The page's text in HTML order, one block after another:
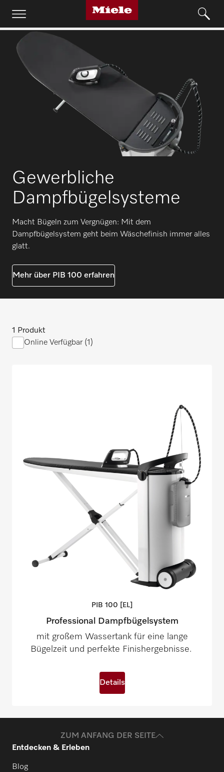
Gewerbliche
Dampfbügelsysteme
Macht Bügeln zum Vergnügen: Mit dem
Dampfbügelsystem geht beim Wäschefinish immer alles
glatt.
Mehr über PIB 100 erfahren
1 Produkt
Online Verfügbar (1)
PIB 100 [EL]
Professional Dampfbügelsystem
mit großem Wassertank für eine lange
Bügelzeit und perfekte Finishergebnisse.
Details
ZUM ANFANG DER SEITE
Entdecken & Erleben
Blog